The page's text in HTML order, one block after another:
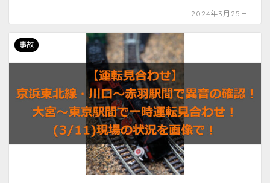
2024年3月25日
事故